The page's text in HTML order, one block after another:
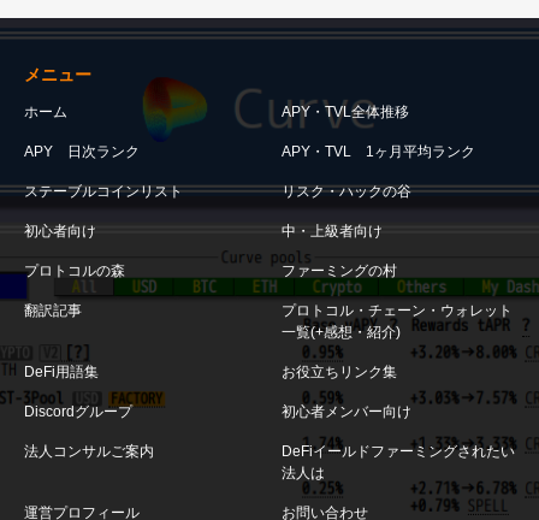
メニュー
ホーム APY・TVL全体推移
APY 日次ランク APY・TVL 1ヶ月平均ランク
ステーブルコインリスト リスク・ハックの谷
初心者向け 中・上級者向け
プロトコルの森 ファーミングの村
翻訳記事
プロトコル・チェーン・ウォレット
一覧(+感想・紹介)
DeFi用語集 お役立ちリンク集
Discordグループ 初心者メンバー向け
法人コンサルご案内
DeFiイールドファーミングされたい
法人は
運営プロフィール お問い合わせ